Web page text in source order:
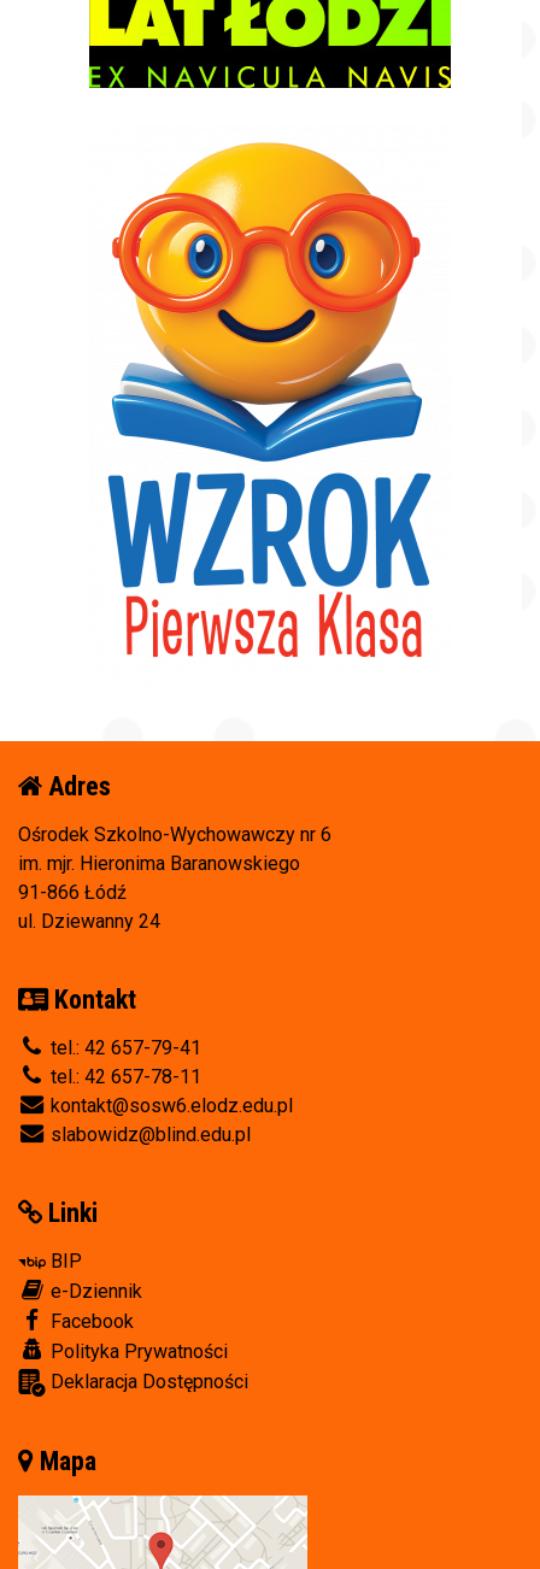
Adres
Ośrodek Szkolno-Wychowawczy nr 6
im. mjr. Hieronima Baranowskiego
91-866 Łódź
ul. Dziewanny 24
Kontakt
tel.: 42 657-79-41
tel.: 42 657-78-11
kontakt@sosw6.elodz.edu.pl
slabowidz@blind.edu.pl
Linki
BIP
e-Dziennik
Facebook
Polityka Prywatności
Deklaracja Dostępności
Mapa